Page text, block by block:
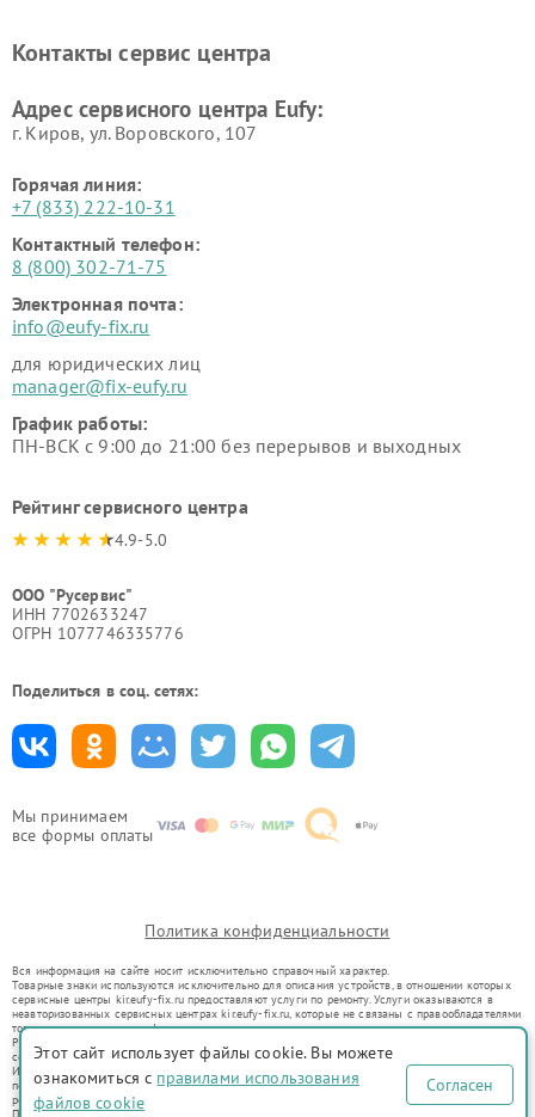
Мы принимаем
все формы оплаты
Контакты сервис центра
Адрес сервисного центра Eufy:
г. Киров, ул. Воровского, 107
Горячая линия:
+7 (833) 222-10-31
Контактный телефон:
8 (800) 302-71-75
Электронная почта:
info@eufy-fix.ru
для юридических лиц
manager@fix-eufy.ru
График работы:
ПН-ВСК с 9:00 до 21:00 без перерывов и выходных
Рейтинг сервисного центра
4.9-5.0
ООО "Русервис"
ИНН 7702633247
ОГРН 1077746335776
Поделиться в соц. сетях:
Политика конфиденциальности
Вся информация на сайте носит исключительно справочный характер.
Товарные знаки используются исключительно для описания устройств, в отношении которых
сервисные центры kir.eufy-fix.ru предоставляют услуги по ремонту. Услуги оказываются в
неавторизованных сервисных центрах kir.eufy-fix.ru, которые не связаны с правообладателями
товарных знаков или их официальными представителями.
Ремонт осуществляется для устройств, уже введенных в гражданский оборот в соответствии
со статьей 1487 ГК РФ.
Использование товарных знаков не преследует цели индивидуализации услуг или введения
потребителей в заблуждение, а служит для информирования о предоставляемых услугах по
ремонту техники указанных брендов.
Этот сайт использует файлы cookie. Вы можете
ознакомиться с правилами использования
файлов cookie
Согласен